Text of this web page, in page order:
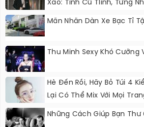
Xao: Tình Cũ Tlinh, Từng
Thái Độ Với Trường Giang
Mãn Nhãn Dàn Xe Bạc Tỉ
Thu Minh Sexy Khó Cưỡng
Hè Đến Rồi, Hãy Bỏ Túi 4
Lại Có Thể Mix Với Mọi
Những Cách Giúp Bạn Thư